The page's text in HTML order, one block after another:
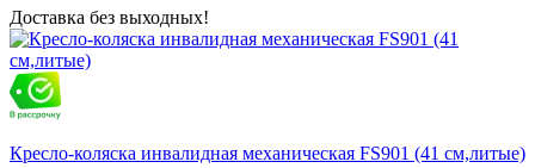
Доставка без выходных!
Кресло-коляска инвалидная механическая FS901 (41 см,литые)